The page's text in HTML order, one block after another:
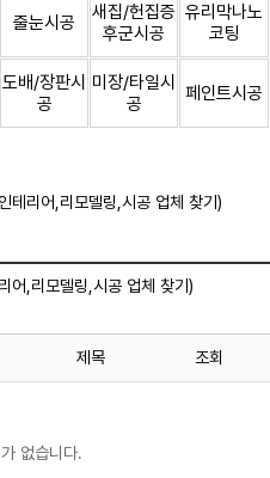
줄눈시공
새집/헌집증
후군시공
유리막나노
코팅
도배/장판시
공
미장/타일시
공
페인트시공
,인테리어,리모델링,시공 업체 찾기)
어,리모델링,시공 업체 찾기)
제목 조회
없습니다.